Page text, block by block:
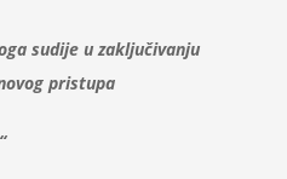
sudije u zaključivanju
pristupa